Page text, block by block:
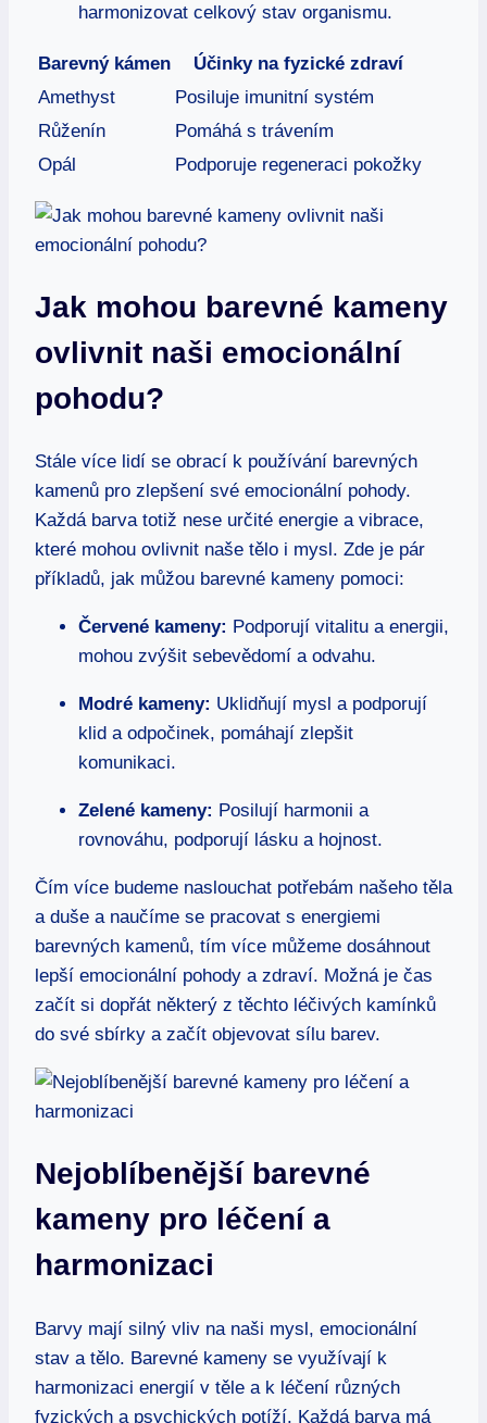
harmonizovat celkový stav organismu.
Barevný kámen
Účinky na fyzické zdraví
Amethyst
Posiluje imunitní systém
Růženín
Pomáhá s trávením
Opál
Podporuje regeneraci pokožky
Jak mohou barevné kameny
ovlivnit naši emocionální
pohodu?
Stále více lidí se obrací k používání barevných
kamenů pro zlepšení své emocionální pohody.
Každá barva totiž nese určité energie a vibrace,
které mohou ovlivnit naše tělo i mysl. Zde je pár
příkladů, jak můžou barevné kameny pomoci:
Červené kameny: Podporují vitalitu a energii,
mohou zvýšit sebevědomí a odvahu.
Modré kameny: Uklidňují mysl a podporují
klid a odpočinek, pomáhají zlepšit
komunikaci.
Zelené kameny: Posilují harmonii a
rovnováhu, podporují lásku a hojnost.
Čím více budeme naslouchat potřebám našeho těla
a duše a naučíme se pracovat s energiemi
barevných kamenů, tím více můžeme dosáhnout
lepší emocionální pohody a zdraví. Možná je čas
začít si dopřát některý z těchto léčivých kamínků
do své sbírky a začít objevovat sílu barev.
Nejoblíbenější barevné
kameny pro léčení a
harmonizaci
Barvy mají silný vliv na naši mysl, emocionální
stav a tělo. Barevné kameny se využívají k
harmonizaci energií v těle a k léčení různých
fyzických a psychických potíží. Každá barva má